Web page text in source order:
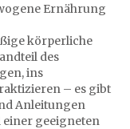
Ernährung
körperliche
des
ins
– es gibt
Anleitungen
einer geeigneten